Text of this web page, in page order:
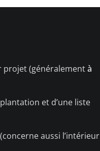
projet (généralementà
et d’une liste
aussi l’intérieur